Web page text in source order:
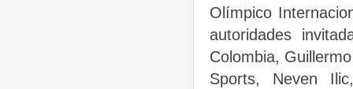
Olímpico
autoridades
Colombia,
Sports, Neven